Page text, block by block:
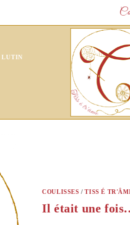
LUTIN
COULISSES /TISS É
Il était une